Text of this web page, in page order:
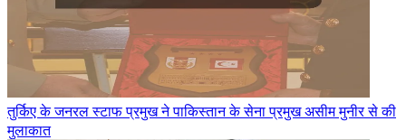
तुर्किए के जनरल स्टाफ प्रमुख ने पाकिस्तान के सेना प्रमुख असीम मुनीर से की
मुलाकात